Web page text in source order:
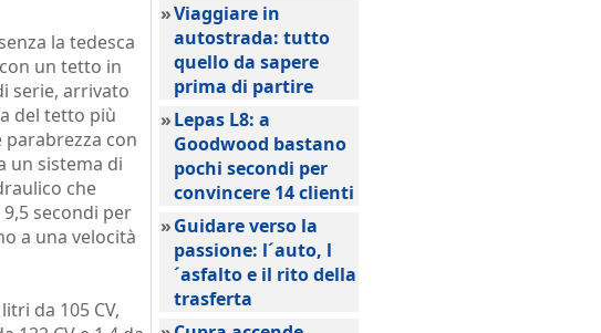
la tedesca
un tetto in
serie, arrivato
del tetto più
con
un sistema di
che
secondi per
a una velocità
da 105 CV,
»Viaggiare in
autostrada: tutto
quello da sapere
prima di partire
»Lepas L8: a
Goodwood bastano
pochi secondi per
convincere 14 clienti
»Guidare verso la
passione: l´auto, l
´asfalto e il rito della
trasferta